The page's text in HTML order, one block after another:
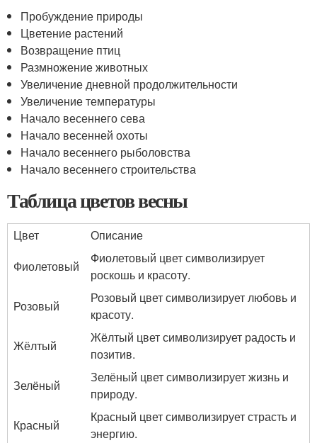
Пробуждение природы
Цветение растений
Возвращение птиц
Размножение животных
Увеличение дневной продолжительности
Увеличение температуры
Начало весеннего сева
Начало весенней охоты
Начало весеннего рыболовства
Начало весеннего строительства
Таблица цветов весны
Цвет
Описание
Фиолетовый
Фиолетовый цвет символизирует
роскошь и красоту.
Розовый
Розовый цвет символизирует любовь и
красоту.
Жёлтый
Жёлтый цвет символизирует радость и
позитив.
Зелёный
Зелёный цвет символизирует жизнь и
природу.
Красный
Красный цвет символизирует страсть и
энергию.